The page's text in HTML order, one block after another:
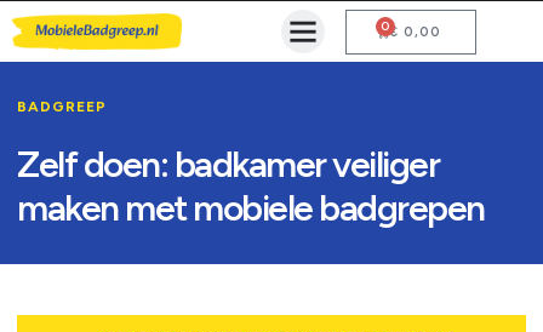
€ 0,00
0
BADGREEP
Zelf doen: badkamer veiliger
maken met mobiele badgrepen